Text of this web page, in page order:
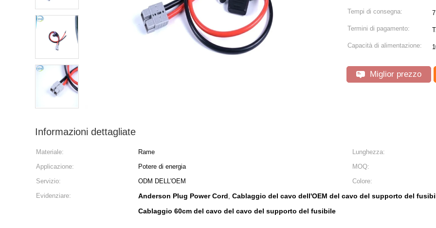
Tempi di consegna:
Termini di pagamento:
Capacità di alimentazione:
Miglior prezzo
Informazioni dettagliate
Materiale: Rame Lunghezza:
Applicazione:
Potere di energia MOQ:
Servizio:
ODM DELL'OEM Colore:
Evidenziare:
Anderson Plug Power Cord, Cablaggio del cavo dell'OEM del cavo del supporto del
Cablaggio 60cm del cavo del cavo del supporto del fusibile